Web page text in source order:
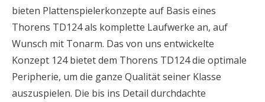
bieten Plattenspielerkonzepte auf Basis eines
Thorens TD124 als komplette Laufwerke an, auf
Wunsch mit Tonarm. Das von uns entwickelte
Konzept 124 bietet dem Thorens TD124 die optimale
Peripherie, um die ganze Qualität seiner Klasse
auszuspielen. Die bis ins Detail durchdachte